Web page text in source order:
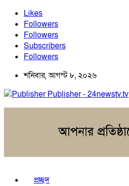
Likes
Followers
Followers
Subscribers
Followers
শনিবার, আগস্ট ৮, ২০২৬
Publisher - 24newstv.tv
প্রচ্ছদ